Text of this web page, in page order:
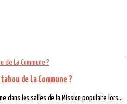
de La Commune ?
dans les salles de la Mission populaire lors...